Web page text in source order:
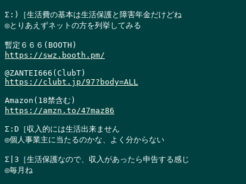
Σ:)［生活費の基本は生活保護と障害年金だけどね
◎とりあえずネットの方を列挙してみる
https://swz.booth.pm/
https://clubt.jp/97?body=ALL
https://amzn.to/47maz86
Σ:D［収入的には生活出来ません
◎個人事業主に当たるのかな、よく分からない
Σ|3［生活保護なので、収入があったら申告する感じ
◎毎月ね